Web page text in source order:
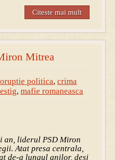
Citeste mai mult
Mitrea
politica, crima
, mafie romaneasca
an, liderul PSD Miron
Atat presa centrala,
de-a lungul anilor, desi